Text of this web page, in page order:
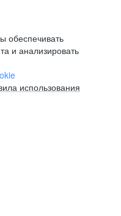
обеспечивать
и анализировать
использования